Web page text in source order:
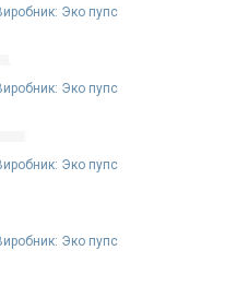
Эко пупс
Эко пупс
Эко пупс
Эко пупс